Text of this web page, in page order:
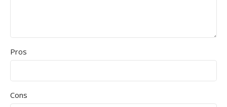
Pros
Cons